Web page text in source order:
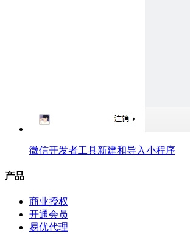
微信开发者工具新建和导入小程序
产品
商业授权
开通会员
易优代理